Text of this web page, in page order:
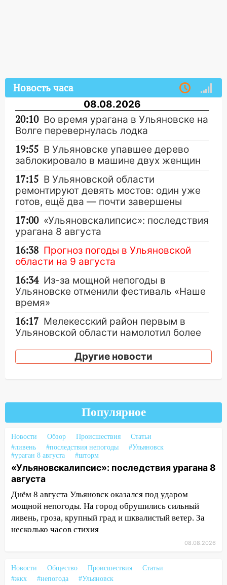
Новость часа
08.08.2026
20:10 Во время урагана в Ульяновске на
Волге перевернулась лодка
19:55 В Ульяновске упавшее дерево
заблокировало в машине двух женщин
17:15 В Ульяновской области
ремонтируют девять мостов: один уже
готов, ещё два — почти завершены
17:00 «Ульяновскалипсис»: последствия
урагана 8 августа
16:38 Прогноз погоды в Ульяновской
области на 9 августа
16:34 Из-за мощной непогоды в
Ульяновске отменили фестиваль «Наше
время»
16:17 Мелекесский район первым в
Ульяновской области намолотил более
15:17 В колледжи и техникумы
15:04 Фоторепортаж с улиц Ульяновска
после шторма: поваленные деревья и
затопленные улицы
14:28
Ураган вырвал остановку на улице
Деева в Заволжье
14:26 Жители Ульяновска сами
пытаются расчистить ливнёвки, не
дождавшись коммунальщиков
14:16
Шторм продолжает ломать город:
на улице Любови Шевцовой рухнул
мошенники под видом преподавателя
Другие новости
Популярное
Новости Обзор Происшествия
Статьи
#ливень
#последствия непогоды
#Ульяновск
#ураган 8 августа
#шторм
«Ульяновскалипсис»: последствия урагана 8
августа
Днём 8 августа Ульяновск оказался под ударом
мощной непогоды. На город обрушились сильный
ливень, гроза, крупный град и шквалистый ветер. За
несколько часов стихия
08.08.2026
Новости Общество Происшествия
Статьи
#жкх
#непогода #Ульяновск